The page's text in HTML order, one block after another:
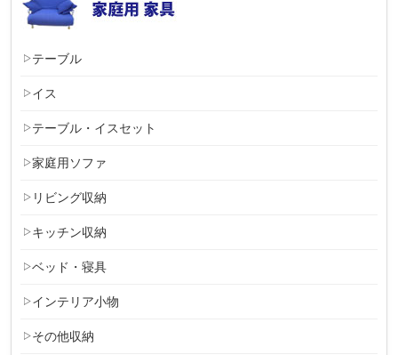
テーブル
イス
テーブル・イスセット
家庭用ソファ
リビング収納
キッチン収納
ベッド・寝具
インテリア小物
その他収納